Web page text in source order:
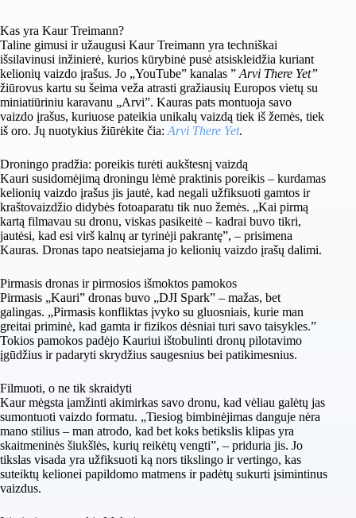
Kas yra Kaur Treimann?
Taline gimusi ir užaugusi Kaur Treimann yra techniškai
išsilavinusi inžinierė, kurios kūrybinė pusė atsiskleidžia kuriant
kelionių vaizdo įrašus. Jo „YouTube” kanalas ” Arvi There Yet”
žiūrovus kartu su šeima veža atrasti gražiausių Europos vietų su
miniatiūriniu karavanu „Arvi”. Kauras pats montuoja savo
vaizdo įrašus, kuriuose pateikia unikalų vaizdą tiek iš žemės, tiek
iš oro. Jų nuotykius žiūrėkite čia: Arvi There Yet.
Droningo pradžia: poreikis turėti aukštesnį vaizdą
Kauri susidomėjimą droningu lėmė praktinis poreikis – kurdamas
kelionių vaizdo įrašus jis jautė, kad negali užfiksuoti gamtos ir
kraštovaizdžio didybės fotoaparatu tik nuo žemės. „Kai pirmą
kartą filmavau su dronu, viskas pasikeitė – kadrai buvo tikri,
jautėsi, kad esi virš kalnų ar tyrinėji pakrantę”, – prisimena
Kauras. Dronas tapo neatsiejama jo kelionių vaizdo įrašų dalimi.
Pirmasis dronas ir pirmosios išmoktos pamokos
Pirmasis „Kauri” dronas buvo „DJI Spark” – mažas, bet
galingas. „Pirmasis konfliktas įvyko su gluosniais, kurie man
greitai priminė, kad gamta ir fizikos dėsniai turi savo taisykles.”
Tokios pamokos padėjo Kauriui ištobulinti dronų pilotavimo
įgūdžius ir padaryti skrydžius saugesnius bei patikimesnius.
Filmuoti, o ne tik skraidyti
Kaur mėgsta įamžinti akimirkas savo dronu, kad vėliau galėtų jas
sumontuoti vaizdo formatu. „Tiesiog bimbinėjimas danguje nėra
mano stilius – man atrodo, kad bet koks betikslis klipas yra
skaitmeninės šiukšlės, kurių reikėtų vengti”, – priduria jis. Jo
tikslas visada yra užfiksuoti ką nors tikslingo ir vertingo, kas
suteiktų kelionei papildomo matmens ir padėtų sukurti įsimintinus
vaizdus.